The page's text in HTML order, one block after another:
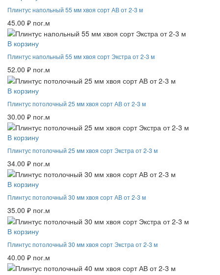
Плинтус напольный 55 мм хвоя сорт АВ от 2-3 м
45.00 ₽ пог.м
В корзину
Плинтус напольный 55 мм хвоя сорт Экстра от 2-3 м
52.00 ₽ пог.м
В корзину
Плинтус потолочный 25 мм хвоя сорт АВ от 2-3 м
30.00 ₽ пог.м
В корзину
Плинтус потолочный 25 мм хвоя сорт Экстра от 2-3 м
34.00 ₽ пог.м
В корзину
Плинтус потолочный 30 мм хвоя сорт АВ от 2-3 м
35.00 ₽ пог.м
В корзину
Плинтус потолочный 30 мм хвоя сорт Экстра от 2-3 м
40.00 ₽ пог.м